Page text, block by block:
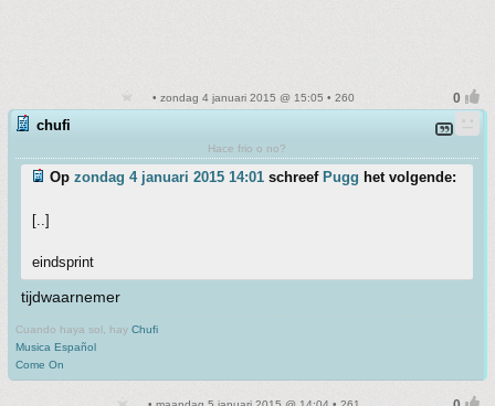
• zondag 4 januari 2015 @ 15:05 • 260
chufi
Hace frio o no?
Op zondag 4 januari 2015 14:01 schreef Pugg het volgende:
[..]
eindsprint
tijdwaarnemer
Cuando haya sol, hay Chufi
Musica Español
Come On